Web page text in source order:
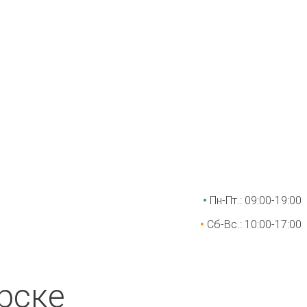
• Пн-Пт.: 09:00-19:00
• Сб-Вс.: 10:00-17:00